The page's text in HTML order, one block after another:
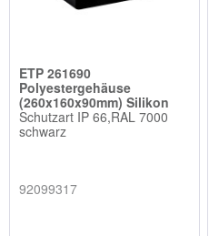
ETP 261690
Polyestergehäuse
(260x160x90mm) Silikon
Schutzart IP 66,RAL 7000
schwarz
92099317